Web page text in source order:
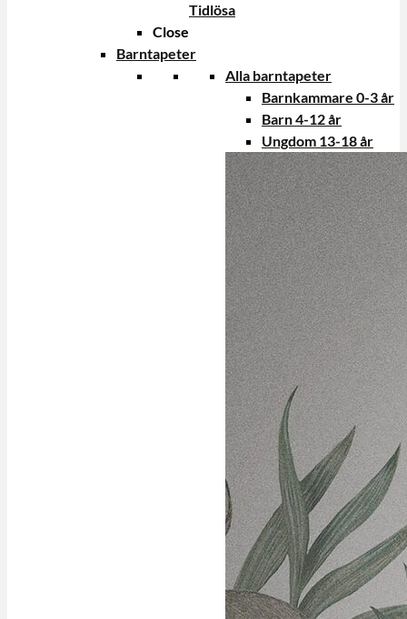
Tidlösa
Close
Barntapeter
Alla barntapeter
Barnkammare 0-3 år
Barn 4-12 år
Ungdom 13-18 år